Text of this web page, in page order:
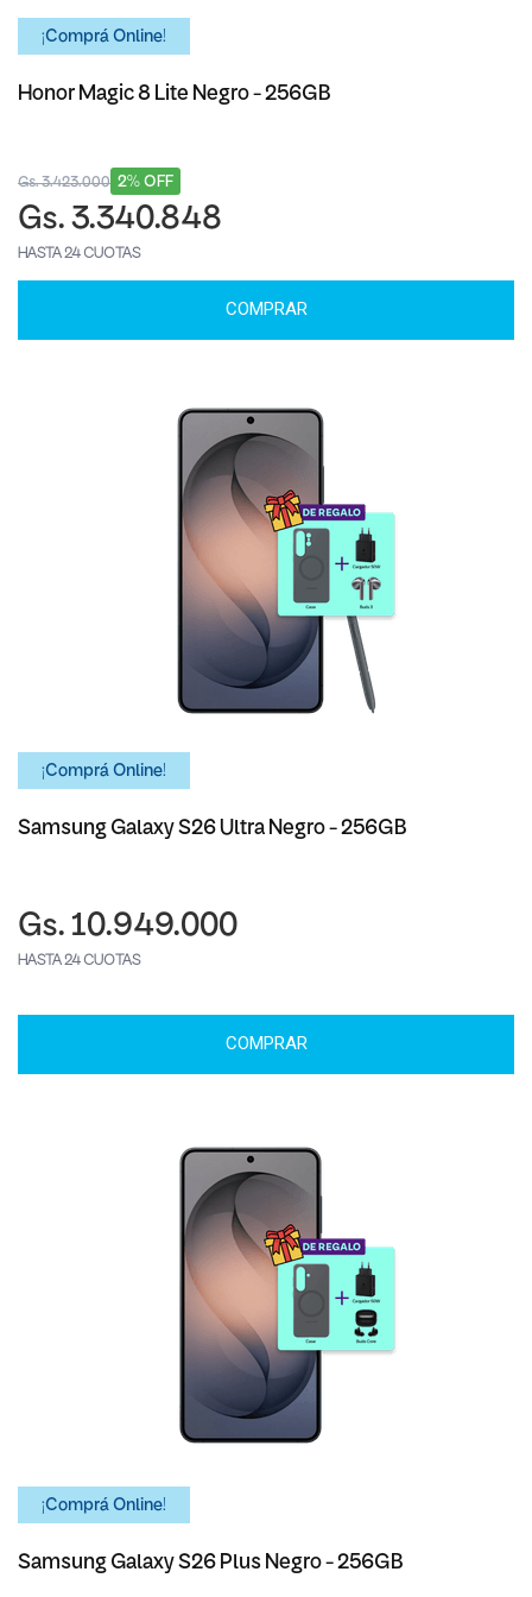
¡Comprá Online!
Honor Magic 8 Lite Negro - 256GB
2% OFF
Gs. 3.423.000
Gs. 3.340.848
HASTA 24 CUOTAS
COMPRAR
¡Comprá Online!
Samsung Galaxy S26 Ultra Negro - 256GB
Gs. 10.949.000
HASTA 24 CUOTAS
COMPRAR
¡Comprá Online!
Samsung Galaxy S26 Plus Negro - 256GB